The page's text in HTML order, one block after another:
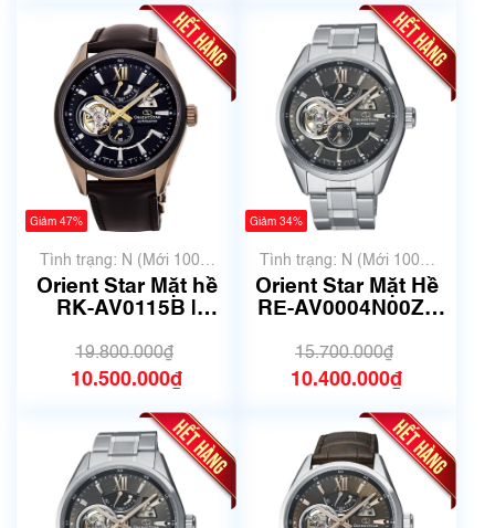
Giảm 47%
Tình trạng: N (Mới 100%
chưa qua sử dụng)
Orient Star Mặt hề
RK-AV0115B |
41mm | Mã số 4295
19.800.000₫
10.500.000₫
Giảm 34%
Tình trạng: N (Mới 100%
chưa qua sử dụng)
Orient Star Mặt Hề
RE-AV0004N00Z |
41mm | Mã số 4215
15.700.000₫
10.400.000₫